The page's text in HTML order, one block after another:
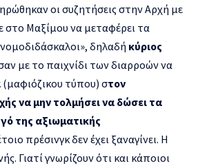
οι συζητήσεις στην Αρχή με
στο Μαξίμου να μεταφέρει τα
δηλαδή κύριος
με το παιχνίδι των διαρροών να
(μαφιόζικου τύπου) στον
να μην τολμήσει να δώσει τα
της αξιωματικής
πρέσινγκ δεν έχει ξαναγίνει. Η
Γιατί γνωρίζουν ότι και κάποιοι